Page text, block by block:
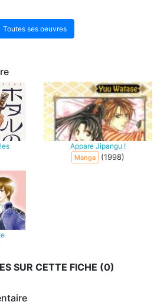
Toutes ses oeuvres
Appare Jipangu !
Manga (1998)
SUR CETTE FICHE (0)